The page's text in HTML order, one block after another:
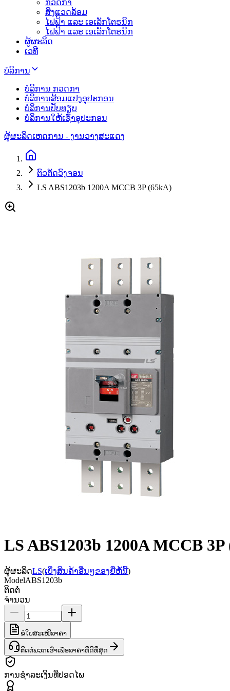
ກວດກາ
ສິງແວດລ້ອມ
ໄຟຟ້າ ແລະ ເອເລັກໂຕຣນິກ
ໄຟຟ້າ ແລະ ເອເລັກໂຕຣນິກ
ຜູ້ຜະລິດ
ເວທີ
ບໍລິການ
ບໍລິການ ກວດກາ
ບໍລິການສ້ອມແປງອຸປະກອນ
ບໍລິການປັບທຽບ
ບໍລິການໃຫ້ເຊົ່າອຸປະກອນ
ຜູ້ຜະລິດເຫດການ - ງານວາງສະແດງ
ຕົວຕັດວົງຈອນ
LS ABS1203b 1200A MCCB 3P (65kA)
LS ABS1203b 1200A MCCB
ຜູ້ຜະລິດLS(ເບິ່ງສິນຄ້າອື່ນໆຂອງຍີ່ຫໍ້ນີ້)
ModelABS1203b
ຕິດຕໍ່
ຈຳນວນ
ຂໍໃບສະເໜີລາຄາ
ຕິດຕໍ່ພວກເຮົາເພື່ອລາຄາທີ່ດີທີ່ສຸດ
ການຊຳລະເງິນທີ່ປອດໄພ